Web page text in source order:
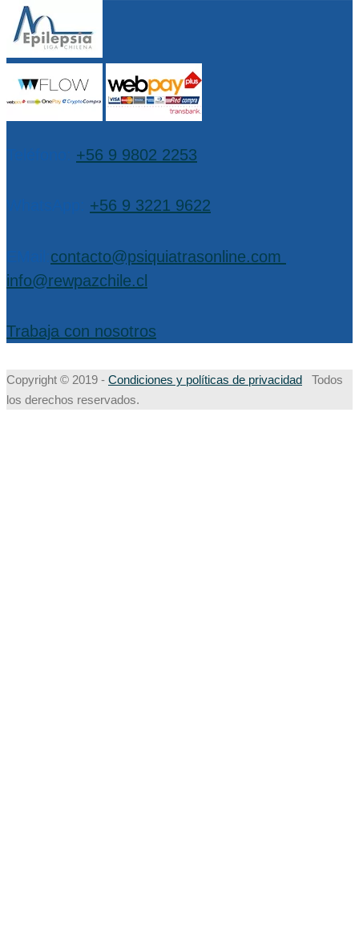
+56 9 9802 2253
+56 9 3221 9622
contacto@psiquiatrasonline.com
info@rewpazchile.cl
Trabaja con nosotros
Copyright © 2019 - Condiciones y políticas de privacidad Todos
los derechos reservados.